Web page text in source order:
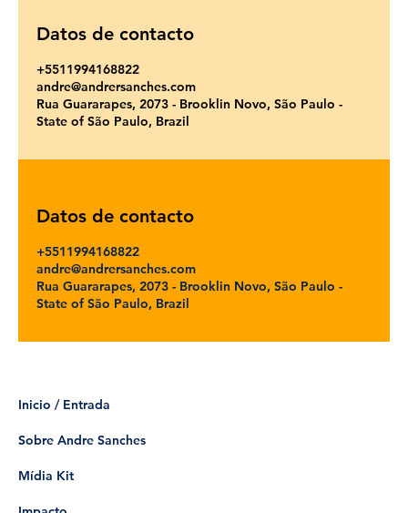
Inicio / Entrada
Sobre Andre Sanches
Mídia Kit
Datos de contacto
+5511994168822
andre@andrersanches.com
Rua Guararapes, 2073 - Brooklin Novo, São Paulo -
State of São Paulo, Brazil
Datos de contacto
+5511994168822
andre@andrersanches.com
Rua Guararapes, 2073 - Brooklin Novo, São Paulo -
State of São Paulo, Brazil